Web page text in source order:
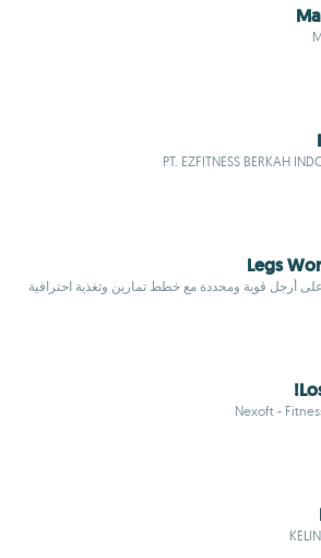
PT. EZFITNESS BERKAH
Legs
أرجل قوية ومحددة مع خطط تمارين وتغذية احترافية
Nexoft -